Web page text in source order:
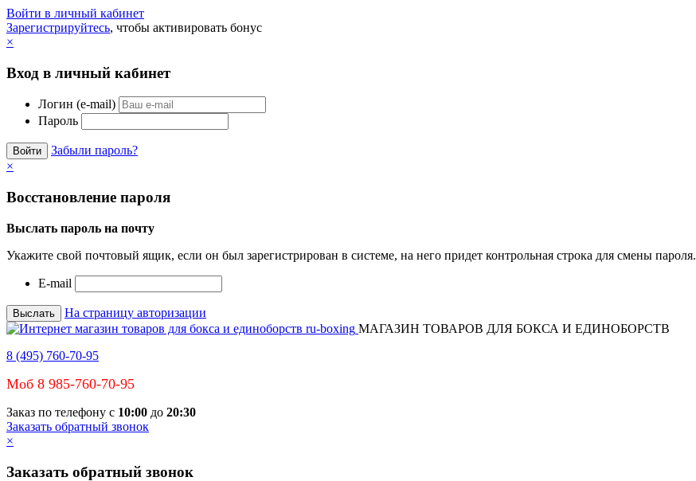
Войти в личный кабинет
Зарегистрируйтесь, чтобы активировать бонус
×
Вход в личный кабинет
Логин (e-mail)
Пароль
Забыли пароль?
×
Восстановление пароля
Выслать пароль на почту
Укажите свой почтовый ящик, если он был зарегистрирован в системе, на него придет контрольная строка для смены пароля.
E-mail
На страницу авторизации
МАГАЗИН ТОВАРОВ ДЛЯ БОКСА И ЕДИНОБОРСТВ
8 (495) 760-70-95
Моб 8 985-760-70-95
Заказ по телефону с 10:00 до 20:30
Заказать обратный звонок
×
Заказать обратный звонок